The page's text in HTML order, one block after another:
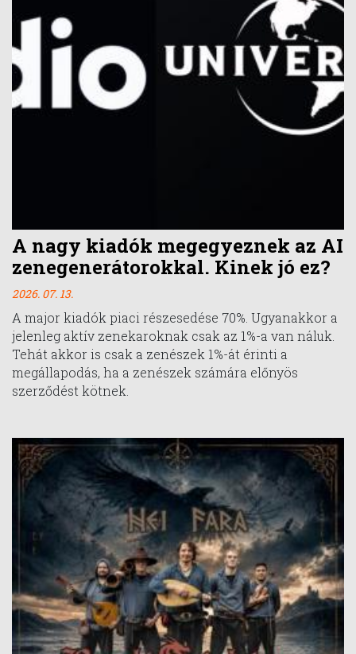
A nagy kiadók megegyeznek az AI
zenegenerátorokkal. Kinek jó ez?
2026. 07. 13.
A major kiadók piaci részesedése 70%. Ugyanakkor a
jelenleg aktív zenekaroknak csak az 1%-a van náluk.
Tehát akkor is csak a zenészek 1%-át érinti a
megállapodás, ha a zenészek számára előnyös
szerződést kötnek.